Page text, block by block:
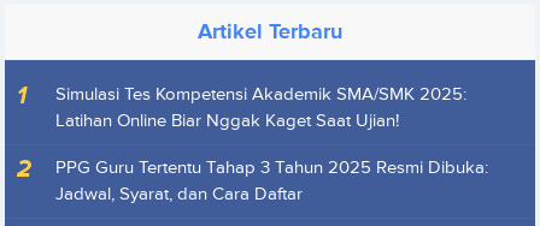
Artikel Terbaru
Simulasi Tes Kompetensi Akademik SMA/SMK 2025:
Latihan Online Biar Nggak Kaget Saat Ujian!
PPG Guru Tertentu Tahap 3 Tahun 2025 Resmi Dibuka:
Jadwal, Syarat, dan Cara Daftar